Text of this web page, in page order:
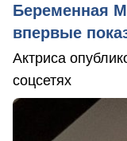
Беременная
впервые
Актриса
соцсетях